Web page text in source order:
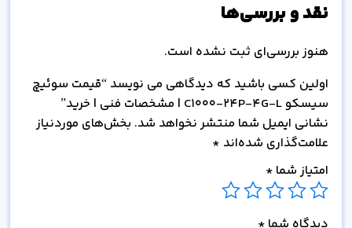
نقد و بررسی‌ها
هنوز بررسی‌ای ثبت نشده است.
اولین کسی باشید که دیدگاهی می نویسد “قیمت سوئیچ
سیسکو C1000-24P-4G-L | مشخصات فنی | خرید”
نشانی ایمیل شما منتشر نخواهد شد. بخش‌های موردنیاز
علامت‌گذاری شده‌اند *
امتیاز شما *